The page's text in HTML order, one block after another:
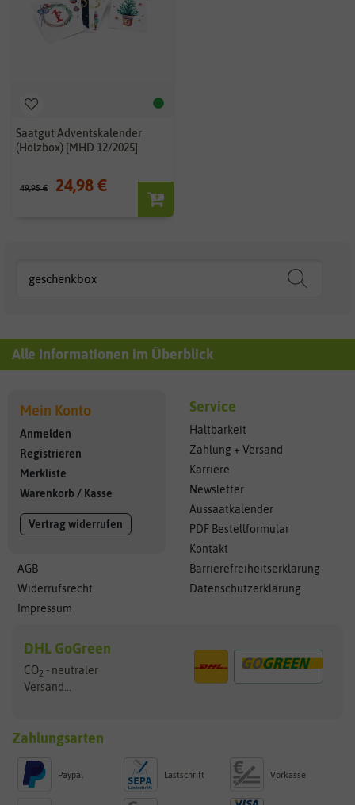
Saatgut Adventskalender
(Holzbox) [MHD 12/2025]
49,95 € 24,98 €
Alle Informationen im Überblick
Mein Konto
Anmelden
Registrieren
Merkliste
Warenkorb / Kasse
Vertrag widerrufen
AGB
Widerrufsrecht
Impressum
Service
Haltbarkeit
Zahlung + Versand
Karriere
Newsletter
Aussaatkalender
PDF Bestellformular
Kontakt
Barrierefreiheitserklärung
Datenschutzerklärung
DHL GoGreen
CO2 - neutraler
Versand...
Zahlungsarten
Paypal Lastschrift Vorkasse